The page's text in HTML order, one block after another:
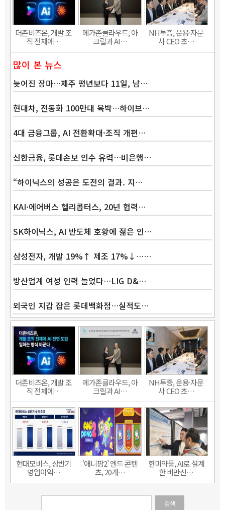
더존비즈온, 개발 조
직 전체에…
메가존클라우드, 아
크릴과 AI…
NH투증, 운용·자문
사 CEO 초…
많이 본 뉴스
늦어진 장마…제주 평년보다 11일, 남…
현대차, 전동화 100만대 육박…하이브…
4대 금융그룹, AI 전환확대·조직 개편…
신한금융, 롯데손보 인수 유력…비은행…
“하이닉스의 성공은 도전의 결과. 지…
KAI·에어버스 헬리콥터스, 20년 협력…
SK하이닉스, AI 반도체 호황에 젊은 인…
삼성전자, 개발 19%↑ 제조 17%↓……
방산업계 여성 인력 늘었다…LIG D&…
외국인 지갑 잡은 롯데백화점…실적도…
더존비즈온, 개발 조
직 전체에…
메가존클라우드, 아
크릴과 AI…
NH투증, 운용·자문
사 CEO 초…
현대모비스, 상반기
영업이익…
‘애니팡2’ 엔드 콘텐
츠, 20개…
한미약품, AI로 설계
한 비만신…
검색